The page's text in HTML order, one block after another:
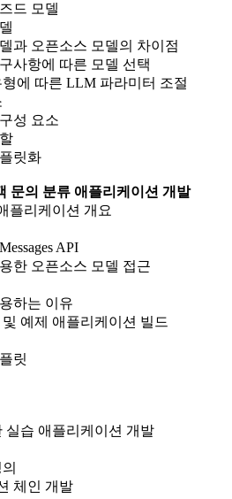
드 모델
델과 오픈소스 모델의 차이점
사항에 따른 모델 선택
에 따른 LLM 파라미터 조절
성 요소
릿화
문의 분류 애플리케이션 개발
플리케이션 개요
API
용한 오픈소스 모델 접근
하는 이유
및 예제 애플리케이션 빌드
릿
실습 애플리케이션 개발
체인 개발